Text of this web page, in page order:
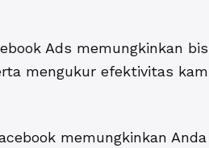
Ads memungkinkan
mengukur efektivitas
memungkinkan